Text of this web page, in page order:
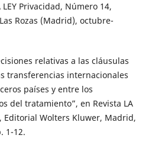
Privacidad, Número 14,
Rozas (Madrid), octubre-
relativas a las cláusulas
transferencias internacionales
países y entre los
del tratamiento”, en Revista LA
Editorial Wolters Kluwer, Madrid,
1-12.